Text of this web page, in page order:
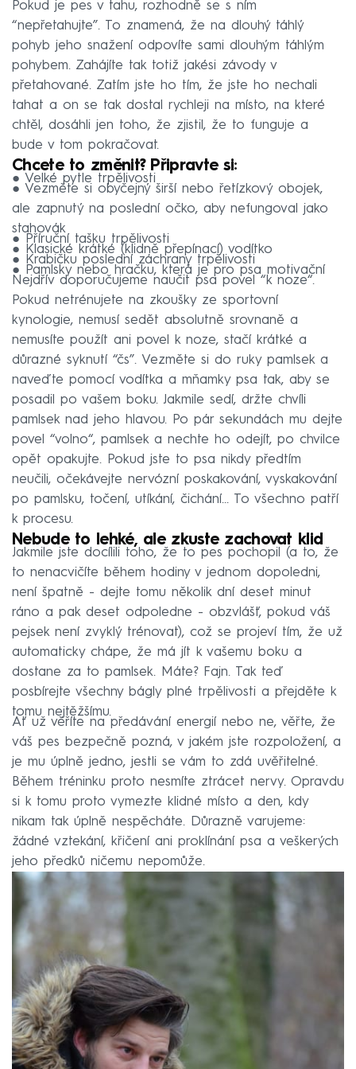
Pokud je pes v tahu, rozhodně se s ním
“nepřetahujte”. To znamená, že na dlouhý táhlý
pohyb jeho snažení odpovíte sami dlouhým táhlým
pohybem. Zahájíte tak totiž jakési závody v
přetahované. Zatím jste ho tím, že jste ho nechali
tahat a on se tak dostal rychleji na místo, na které
chtěl, dosáhli jen toho, že zjistil, že to funguje a
bude v tom pokračovat.
Chcete to změnit? Připravte si:
● Velké pytle trpělivosti
● Vezměte si obyčejný širší nebo řetízkový obojek,
ale zapnutý na poslední očko, aby nefungoval jako
stahovák
● Příruční tašku trpělivosti
● Klasické krátké (klidně přepínací) vodítko
● Krabičku poslední záchrany trpělivosti
● Pamlsky nebo hračku, která je pro psa motivační
Nejdřív doporučujeme naučit psa povel “k noze“.
Pokud netrénujete na zkoušky ze sportovní
kynologie, nemusí sedět absolutně srovnaně a
nemusíte použít ani povel k noze, stačí krátké a
důrazné syknutí “čs”. Vezměte si do ruky pamlsek a
naveďte pomocí vodítka a mňamky psa tak, aby se
posadil po vašem boku. Jakmile sedí, držte chvíli
pamlsek nad jeho hlavou. Po pár sekundách mu dejte
povel “volno“, pamlsek a nechte ho odejít, po chvilce
opět opakujte. Pokud jste to psa nikdy předtím
neučili, očekávejte nervózní poskakování, vyskakování
po pamlsku, točení, utíkání, čichání… To všechno patří
k procesu.
Nebude to lehké, ale zkuste zachovat klid
Jakmile jste docílili toho, že to pes pochopil (a to, že
to nenacvičíte během hodiny v jednom dopoledni,
není špatně - dejte tomu několik dní deset minut
ráno a pak deset odpoledne - obzvlášť, pokud váš
pejsek není zvyklý trénovat), což se projeví tím, že už
automaticky chápe, že má jít k vašemu boku a
dostane za to pamlsek. Máte? Fajn. Tak teď
posbírejte všechny bágly plné trpělivosti a přejděte k
tomu nejtěžšímu.
Ať už věříte na předávání energií nebo ne, věřte, že
váš pes bezpečně pozná, v jakém jste rozpoložení, a
je mu úplně jedno, jestli se vám to zdá uvěřitelné.
Během tréninku proto nesmíte ztrácet nervy. Opravdu
si k tomu proto vymezte klidné místo a den, kdy
nikam tak úplně nespěcháte. Důrazně varujeme:
žádné vztekání, křičení ani proklínání psa a veškerých
jeho předků ničemu nepomůže.